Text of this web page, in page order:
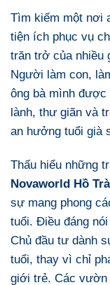
Tìm kiếm một nơi
tiện ích phục vụ
trăn trở của nhiều
Người làm con,
ông bà mình được
lành, thư giãn và
an hưởng tuổi già
Thấu hiểu những
Novaworld Hồ
sự mang phong
tuổi. Điều đáng
Chủ đầu tư dành
tuổi, thay vì chỉ
giới trẻ. Các vườn